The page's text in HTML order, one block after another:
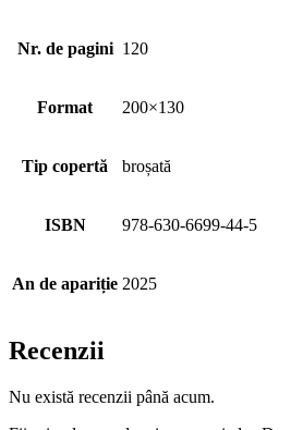
Nr. de pagini 120
Format 200×130
Tip copertă broșată
ISBN 978-630-6699-44-5
An de apariție 2025
Recenzii
Nu există recenzii până acum.